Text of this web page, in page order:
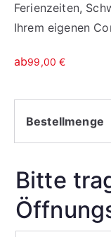
Ferienzeiten,
Ihrem eigenen
ab99,00€
Bestellmenge
Bitte